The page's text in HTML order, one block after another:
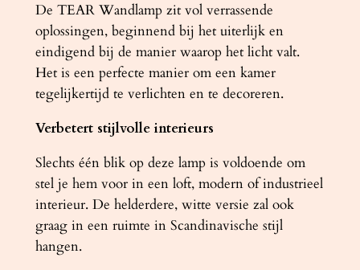
w
a
r
t
a
n
t
a
l
De TEAR Wandlamp zit vol verrassende
oplossingen, beginnend bij het uiterlijk en
eindigend bij de manier waarop het licht valt.
Het is een perfecte manier om een ​​kamer
tegelijkertijd te verlichten en te decoreren.
Verbetert stijlvolle interieurs
Slechts één blik op deze lamp is voldoende om
stel je hem voor in een loft, modern of industrieel
interieur. De helderdere, witte versie zal ook
graag in een ruimte in Scandinavische stijl
hangen.